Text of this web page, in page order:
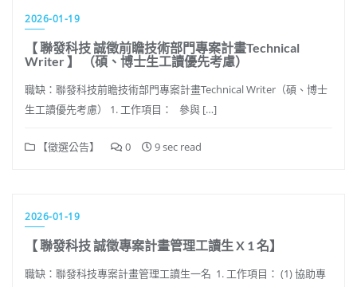
2026-01-19
【 聯發科技 誠徵前瞻技術部門專案計畫Technical
Writer 】 （碩、博士生工讀優先考慮）
職缺：聯發科技前瞻技術部門專案計畫Technical Writer（碩、博士
生工讀優先考慮） 1. 工作項目： 參與 […]
【徵選公告】 0 9 sec read
2026-01-19
【 聯發科技 誠徵專案計畫管理工讀生 X 1 名】
職缺：聯發科技專案計畫管理工讀生一名 1. 工作項目： (1) 協助專